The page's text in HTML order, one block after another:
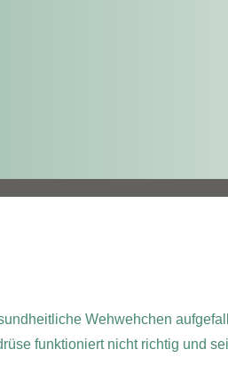
Wehwehchen
funktioniert nicht richtig und